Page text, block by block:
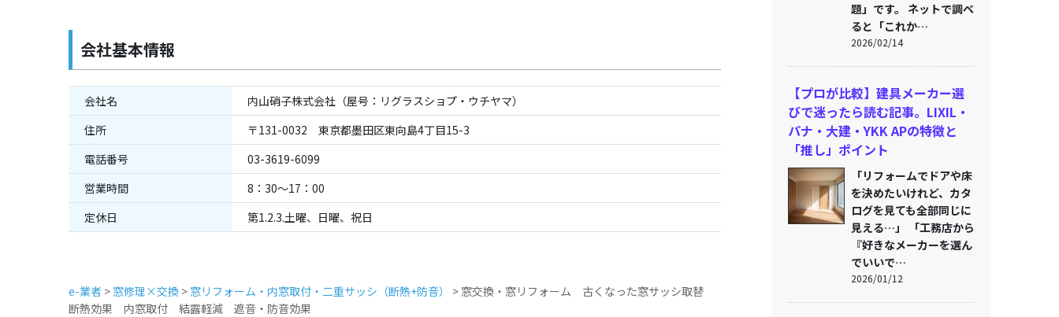
会社基本情報
会社名
内山硝子株式会社（屋号：リグラスショプ・ウチヤマ）
住所
〒131-0032 東京都墨田区東向島4丁目15-3
電話番号
03-3619-6099
営業時間
8：30～17：00
定休日
第1.2.3.土曜、日曜、祝日
e-業者 > 窓修理×交換 > 窓リフォーム・内窓取付・二重サッシ（断熱+防音） > 窓交換・窓リフォーム 古くなった窓サッシ取替
断熱効果 内窓取付 結露軽減 遮音・防音効果
題」です。 ネットで調べ
ると「これか…
2026/02/14
【プロが比較】建具メーカー選
びで迷ったら読む記事。LIXIL・
パナ・大建・YKK APの特徴と
「推し」ポイント
「リフォームでドアや床
を決めたいけれど、カタ
ログを見ても全部同じに
見える…」 「工務店から
『好きなメーカーを選ん
でいいで…
2026/01/12